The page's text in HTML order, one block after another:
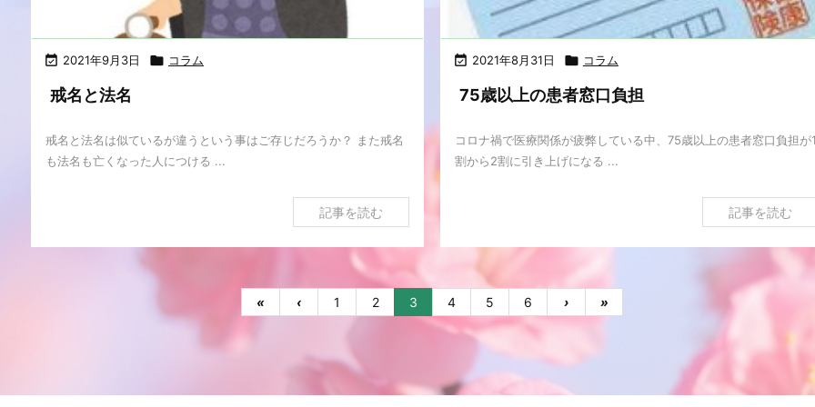
 2021年9月3日  コラム
戒名と法名
戒名と法名は似ているが違うという事はご存じだろうか？ また戒名
も法名も亡くなった人につける ...
記事を読む
 2021年8月31日  コラム
75歳以上の患者窓口負担
コロナ禍で医療関係が疲弊している中、75歳以上の患者窓口負担が
割から2割に引き上げになる ...
記事を読む
« ‹ 1 2 3 4 5 6 › »